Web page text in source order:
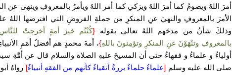
أمرَ اللهُ ويصومُ كما أمرَ اللهُ ويزكي كما أمر اللهُ ويأمرُ بالمعروفِ وينهى عن
الأمرَ بالمعروفِ والنهيَ عنِ المنكرِ من جملةِ الفروضِ التي افترضها اللهُ
وذلكَ شأنُ من مدحَهم اللهُ تعالى بقوله {كُنْتُم خيرَ أمةٍ أخرجتْ
بالمعروفِ وتنْهَوْنَ عنِ المنكرِ وتؤمِنونَ باللهِ}، أمةَ محمدٍ هم أفضلُ أمَمِ
أولياءُ و علماءُ و فقهاءُ حتى أن المسيحَ عليهِ الصلاة والسلام قال عن أمَّةِ
صلى الله عليه وسلم [علماءُ حلماءُ بررةُ أتقياءُ كأنهم من الفقهِ أنبياءٌ] رواهُ